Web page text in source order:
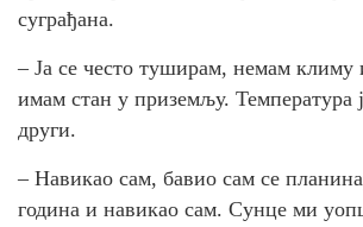
суграђана.
– Ја се често туширам, немам климу
имам стан у приземљу. Температура
други.
– Навикао сам, бавио сам се
година и навикао сам. Сунце ми